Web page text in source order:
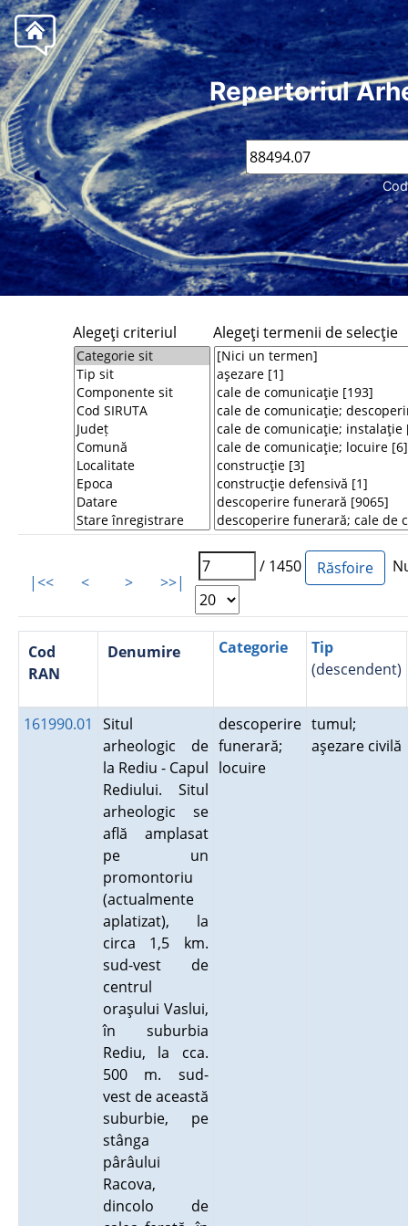
Repertoriul
Cod
Alegeţi criteriul Alegeţi termenii de selecţie
|<< < > >>|
/ 1450
Cod
RAN
Denumire Categorie
Tip
(descendent)
161990.01
Situl
arheologic de
la Rediu - Capul
Rediului. Situl
arheologic se
află amplasat
pe un
promontoriu
(actualmente
aplatizat), la
circa 1,5 km.
sud-vest de
centrul
oraşului Vaslui,
în suburbia
Rediu, la cca.
500 m. sud-
vest de această
suburbie, pe
stânga
pârâului
Racova,
dincolo de
descoperire
funerară;
locuire
tumul;
aşezare civilă